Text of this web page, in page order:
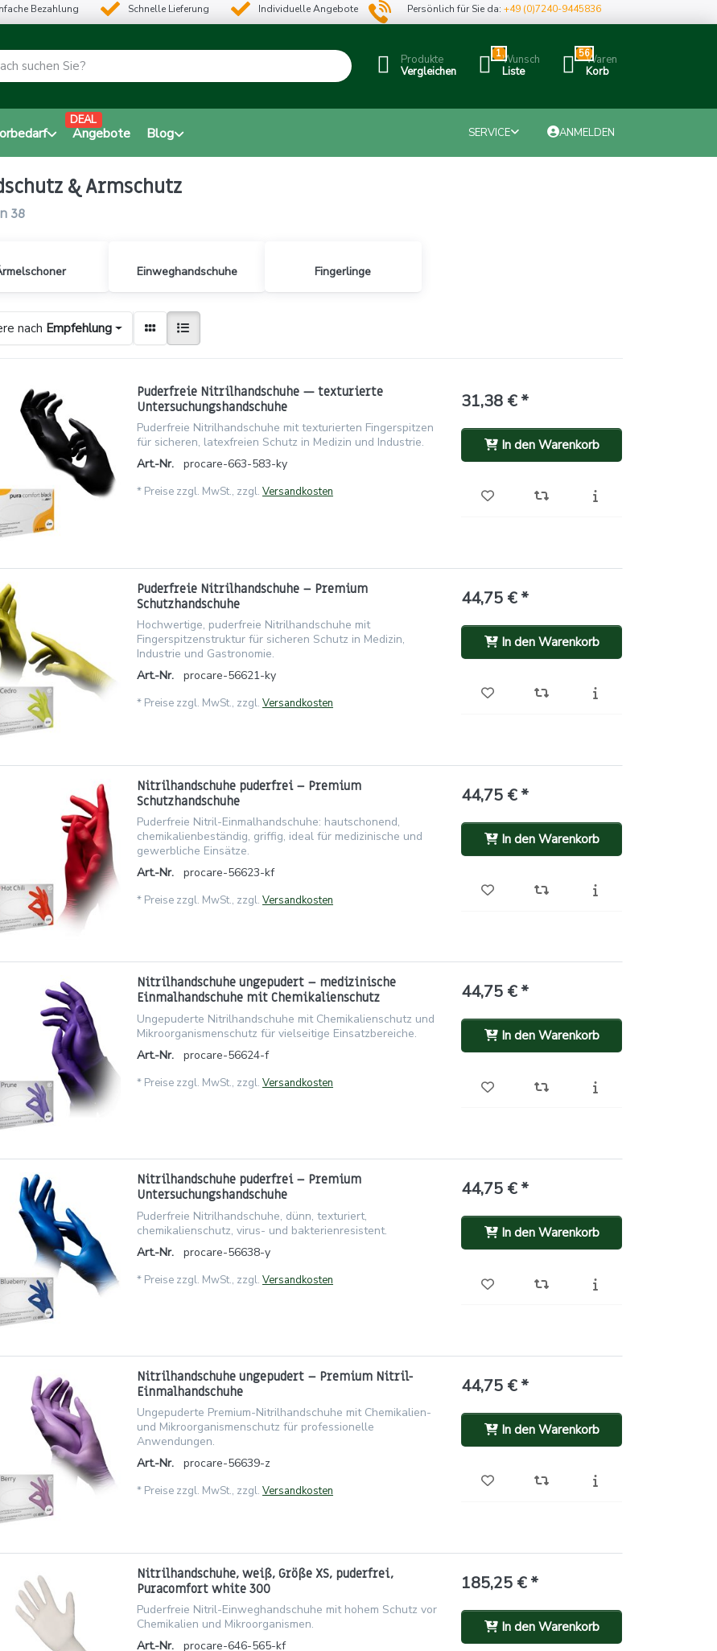
Bezahlung Schnelle Lieferung Individuelle Angebote Persönlich für Sie da:+49 (0)7240-9445836
Produkte
Vergleichen
1Wunsch
Liste
56Waren
Korb
Angebote
DEAL
Blog SERVICE ANMELDEN
& Armschutz
38
Einweghandschuhe Fingerlinge
nach Empfehlung
Puderfreie Nitrilhandschuhe — texturierte
Untersuchungshandschuhe
Puderfreie Nitrilhandschuhe mit texturierten Fingerspitzen
für sicheren, latexfreien Schutz in Medizin und Industrie.
Art.-Nr.
procare-663-583-ky
* Preise zzgl. MwSt., zzgl. Versandkosten
31,38 € *
In den Warenkorb
Puderfreie Nitrilhandschuhe – Premium
Schutzhandschuhe
Hochwertige, puderfreie Nitrilhandschuhe mit
Fingerspitzenstruktur für sicheren Schutz in Medizin,
Industrie und Gastronomie.
Art.-Nr.
procare-56621-ky
* Preise zzgl. MwSt., zzgl. Versandkosten
44,75 € *
In den Warenkorb
Nitrilhandschuhe puderfrei – Premium
Schutzhandschuhe
Puderfreie Nitril-Einmalhandschuhe: hautschonend,
chemikalienbeständig, griffig, ideal für medizinische und
gewerbliche Einsätze.
Art.-Nr.
procare-56623-kf
* Preise zzgl. MwSt., zzgl. Versandkosten
44,75 € *
In den Warenkorb
Nitrilhandschuhe ungepudert – medizinische
Einmalhandschuhe mit Chemikalienschutz
Ungepuderte Nitrilhandschuhe mit Chemikalienschutz und
Mikroorganismenschutz für vielseitige Einsatzbereiche.
Art.-Nr.
procare-56624-f
* Preise zzgl. MwSt., zzgl. Versandkosten
44,75 € *
In den Warenkorb
Nitrilhandschuhe puderfrei – Premium
Untersuchungshandschuhe
Puderfreie Nitrilhandschuhe, dünn, texturiert,
chemikalienschutz, virus- und bakterienresistent.
Art.-Nr.
procare-56638-y
* Preise zzgl. MwSt., zzgl. Versandkosten
44,75 € *
In den Warenkorb
Nitrilhandschuhe ungepudert – Premium Nitril-
Einmalhandschuhe
Ungepuderte Premium-Nitrilhandschuhe mit Chemikalien-
und Mikroorganismenschutz für professionelle
Anwendungen.
Art.-Nr.
procare-56639-z
* Preise zzgl. MwSt., zzgl. Versandkosten
44,75 € *
In den Warenkorb
Nitrilhandschuhe, weiß, Größe XS, puderfrei,
Puracomfort white 300
Puderfreie Nitril-Einweghandschuhe mit hohem Schutz vor
Chemikalien und Mikroorganismen.
Art.-Nr.
procare-646-565-kf
185,25 € *
In den Warenkorb